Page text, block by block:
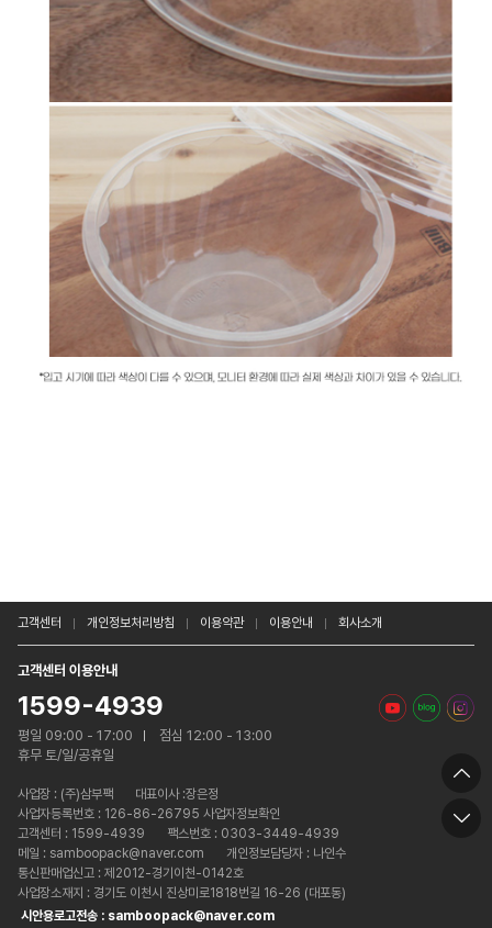
고객센터 개인정보처리방침 이용약관 이용안내 회사소개
고객센터 이용안내
1599-4939
평일 09:00 - 17:00
점심 12:00 - 13:00
휴무 토/일/공휴일
사업장 : (주)삼부팩
대표이사 :장은정
사업자등록번호 : 126-86-26795 사업자정보확인
고객센터 : 1599-4939
팩스번호 : 0303-3449-4939
메일 : samboopack@naver.com
개인정보담당자 : 나인수
통신판매업신고 : 제2012-경기이천-0142호
사업장소재지 : 경기도 이천시 진상미로1818번길 16-26 (대포동)
시안용로고전송 : samboopack@naver.com